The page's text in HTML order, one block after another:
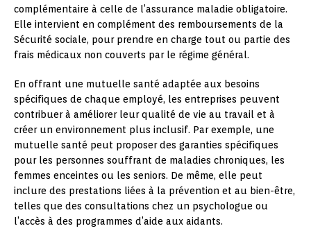
complémentaire à celle de l’assurance maladie obligatoire.
Elle intervient en complément des remboursements de la
Sécurité sociale, pour prendre en charge tout ou partie des
frais médicaux non couverts par le régime général.
En offrant une mutuelle santé adaptée aux besoins
spécifiques de chaque employé, les entreprises peuvent
contribuer à améliorer leur qualité de vie au travail et à
créer un environnement plus inclusif. Par exemple, une
mutuelle santé peut proposer des garanties spécifiques
pour les personnes souffrant de maladies chroniques, les
femmes enceintes ou les seniors. De même, elle peut
inclure des prestations liées à la prévention et au bien-être,
telles que des consultations chez un psychologue ou
l’accès à des programmes d’aide aux aidants.